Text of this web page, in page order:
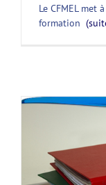
Le CFMEL
formation